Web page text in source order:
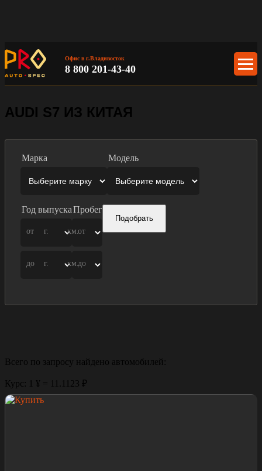
Офис в г.Владивосток
8 800 201-43-40
AUDI S7 ИЗ КИТАЯ
Марка Модель
Год выпуска
от г.
до г.
Пробег
от
км.
до
км.
Подобрать
Всего по запросу найдено автомобилей:
Курс: 1 ¥ = 11.1123 ₽